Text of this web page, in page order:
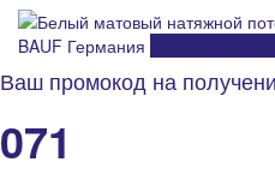
BAUF Германия
Ваш промокод на
071